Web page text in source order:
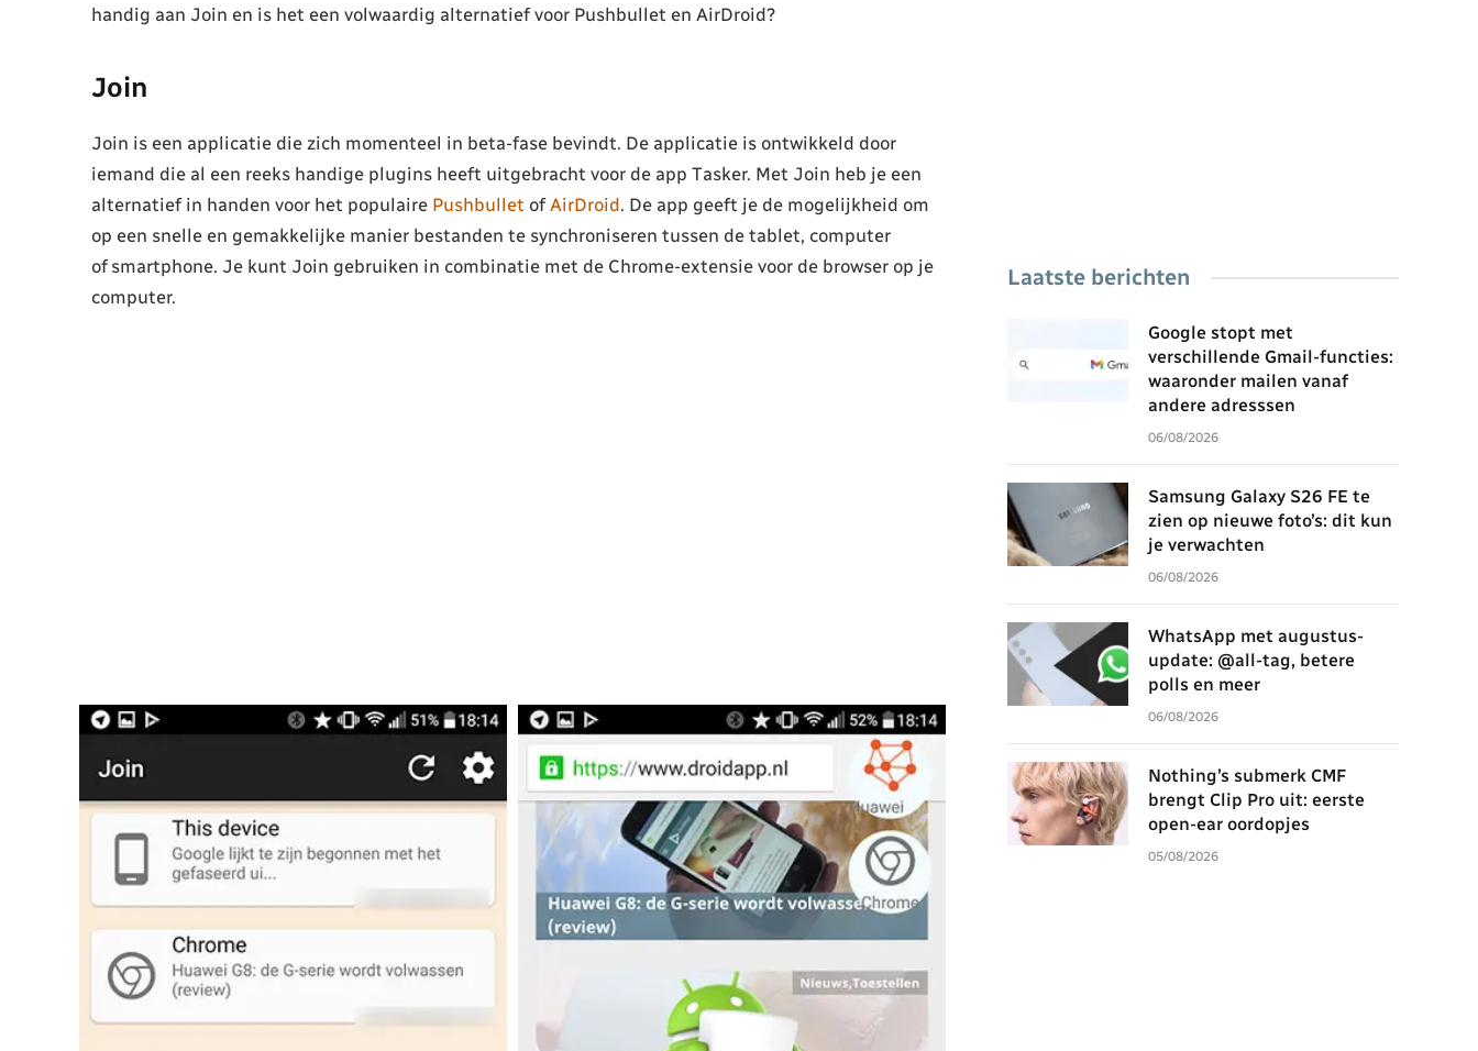
handig aan Join en is het een volwaardig alternatief voor Pushbullet en AirDroid?
Join
Join is een applicatie die zich momenteel in beta-fase bevindt. De applicatie is ontwikkeld door
iemand die al een reeks handige plugins heeft uitgebracht voor de app Tasker. Met Join heb je een
alternatief in handen voor het populaire Pushbullet ofAirDroid. De app geeft je de mogelijkheid om
op een snelle en gemakkelijke manier bestanden te synchroniseren tussen de tablet, computer
of smartphone. Je kunt Join gebruiken in combinatie met de Chrome-extensie voor de browser op je
computer.
Laatste berichten
Google stopt met
verschillende Gmail-functies:
waaronder mailen vanaf
andere adresssen
06/08/2026
Samsung Galaxy S26 FE te
zien op nieuwe foto’s: dit kun
je verwachten
06/08/2026
WhatsApp met augustus-
update: @all-tag, betere
polls en meer
06/08/2026
Nothing’s submerk CMF
brengt Clip Pro uit: eerste
open-ear oordopjes
05/08/2026